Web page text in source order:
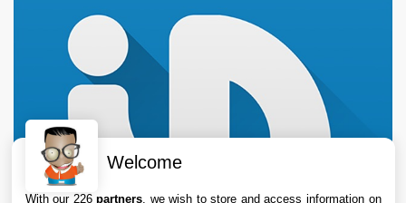
Welcome
With our 226partners , we wish to store and access information on